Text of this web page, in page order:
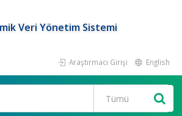
Veri Yönetim Sistemi
Araştırmacı Girişi English